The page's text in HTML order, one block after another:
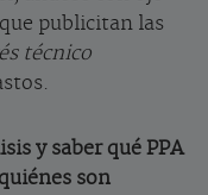
publicitan las
técnico
y saber qué PPA
son